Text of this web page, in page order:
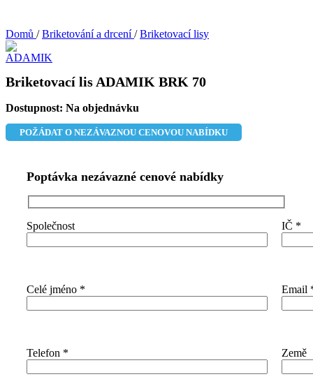
Domů / Briketování a drcení/ Briketovací lisy
Briketovací lis ADAMIK BRK 70
Dostupnost: Na objednávku
POŽÁDAT O NEZÁVAZNOU CENOVOU NABÍDKU
Poptávka nezávazné cenové nabídky
Společnost IČ *
Celé jméno * Email
Telefon * Země